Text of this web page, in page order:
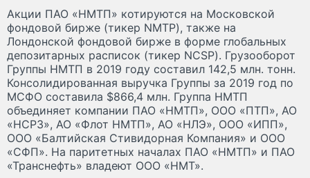
Акции ПАО «НМТП» котируются на Московской
фондовой бирже (тикер NMTP), также на
Лондонской фондовой бирже в форме глобальных
депозитарных расписок (тикер NCSP). Грузооборот
Группы НМТП в 2019 году составил 142,5 млн. тонн.
Консолидированная выручка Группы за 2019 год по
МСФО составила $866,4 млн. Группа НМТП
объединяет компании ПАО «НМТП», ООО «ПТП», АО
«НСРЗ», АО «Флот НМТП», АО «НЛЭ», ООО «ИПП»,
ООО «Балтийская Стивидорная Компания» и ООО
«СФП». На паритетных началах ПАО «НМТП» и ПАО
«Транснефть» владеют ООО «НМТ».